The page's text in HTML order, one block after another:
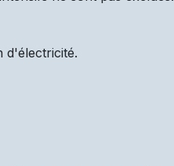
d'électricité.